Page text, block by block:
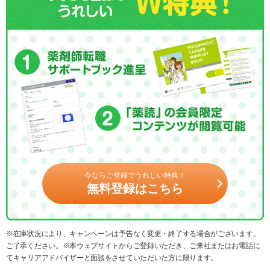
今ならご登録でうれしい特典！
無料登録はこちら
※在庫状況により、キャンペーンは予告なく変更・終了する場合がございます。
ご了承ください。※本ウェブサイトからご登録いただき、ご来社またはお電話に
てキャリアアドバイザーと面談をさせていただいた方に限ります。